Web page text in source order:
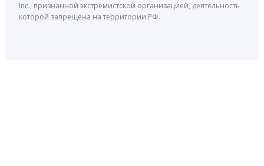
Inc., признанной экстремистской организацией, деятельность
которой запрещена на территории РФ.